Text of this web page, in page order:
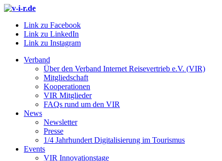
Link zu Facebook
Link zu LinkedIn
Link zu Instagram
Verband
Über den Verband Internet Reisevertrieb e.V. (VIR)
Mitgliedschaft
Kooperationen
VIR Mitglieder
FAQs rund um den VIR
News
Newsletter
Presse
1/4 Jahrhundert Digitalisierung im Tourismus
Events
VIR Innovationstage